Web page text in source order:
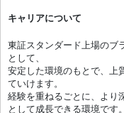
キャリアについて
東証スタンダード上場のブ
として、
安定した環境のもとで、上
ていけます。
経験を重ねるごとに、より
として成長できる環境です。